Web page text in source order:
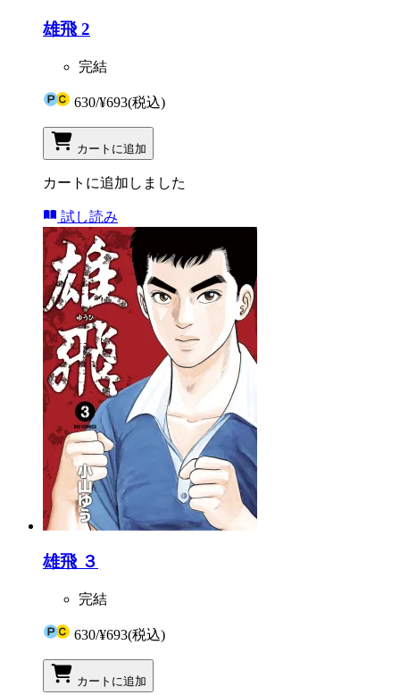
雄飛 2
完結
630/¥693(税込)
カートに追加
カートに追加しました
試し読み
雄飛 ３
完結
630/¥693(税込)
カートに追加